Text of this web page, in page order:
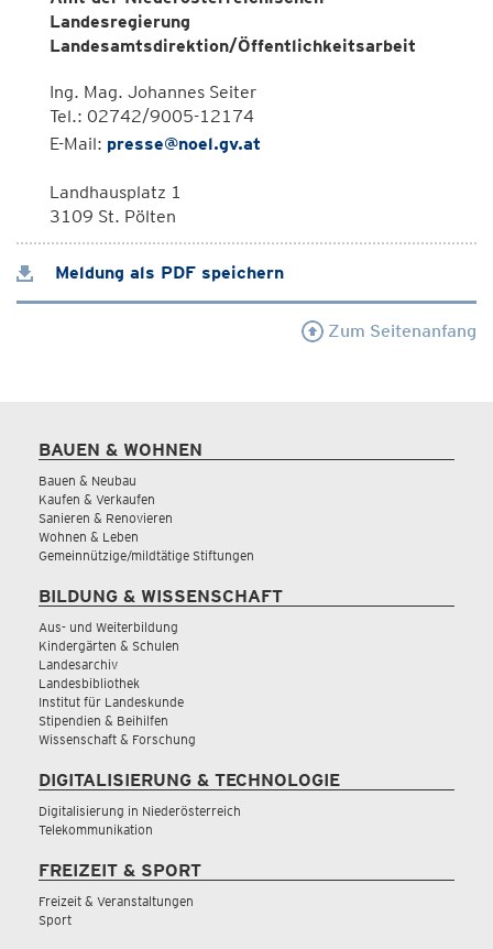
Landesregierung
Landesamtsdirektion/Öffentlichkeitsarbeit
Ing. Mag. Johannes Seiter
Tel.: 02742/9005-12174
E-Mail: presse@noel.gv.at
Landhausplatz 1
3109 St. Pölten
Meldung als PDF speichern
Zum Seitenanfang
BAUEN & WOHNEN
Bauen & Neubau
Kaufen & Verkaufen
Sanieren & Renovieren
Wohnen & Leben
Gemeinnützige/mildtätige Stiftungen
BILDUNG & WISSENSCHAFT
Aus- und Weiterbildung
Kindergärten & Schulen
Landesarchiv
Landesbibliothek
Institut für Landeskunde
Stipendien & Beihilfen
Wissenschaft & Forschung
DIGITALISIERUNG & TECHNOLOGIE
Digitalisierung in Niederösterreich
Telekommunikation
FREIZEIT & SPORT
Freizeit & Veranstaltungen
Sport